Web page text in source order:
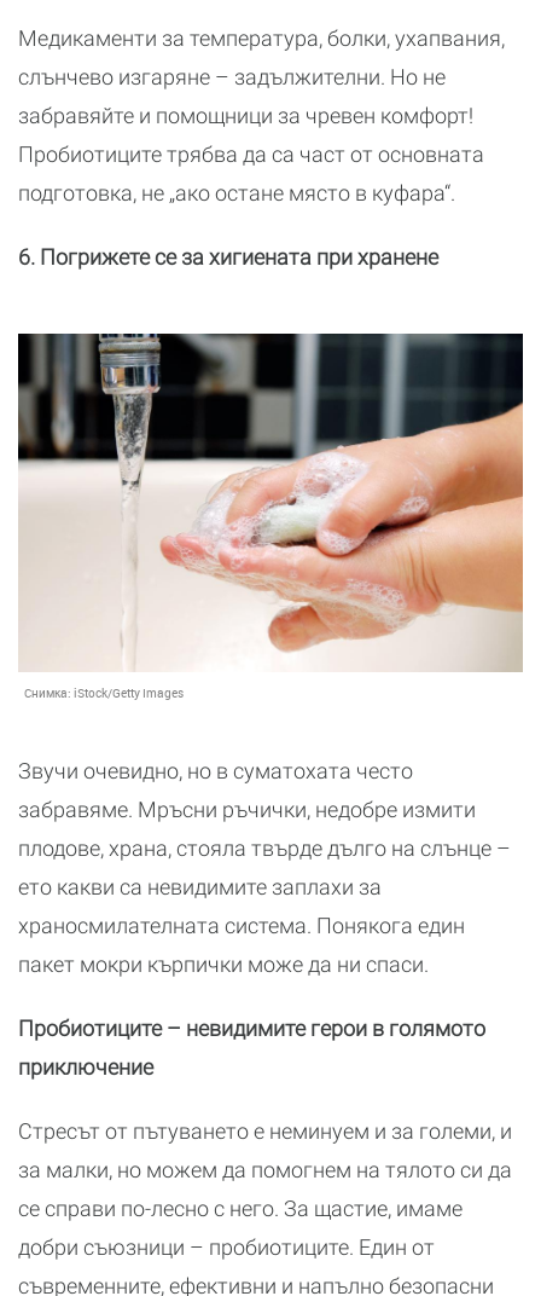
Медикаменти за температура, болки, ухапвания,
слънчево изгаряне – задължителни. Но не
забравяйте и помощници за чревен комфорт!
Пробиотиците трябва да са част от основната
подготовка, не „ако остане място в куфара“.
6. Погрижете се за хигиената при хранене
Снимка: iStock/Getty Images
Звучи очевидно, но в суматохата често
забравяме. Мръсни ръчички, недобре измити
плодове, храна, стояла твърде дълго на слънце –
ето какви са невидимите заплахи за
храносмилателната система. Понякога един
пакет мокри кърпички може да ни спаси.
Пробиотиците – невидимите герои в голямото
приключение
Стресът от пътуването е неминуем и за големи, и
за малки, но можем да помогнем на тялото си да
се справи по-лесно с него. За щастие, имаме
добри съюзници – пробиотиците. Един от
съвременните, ефективни и напълно безопасни